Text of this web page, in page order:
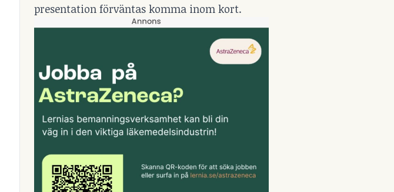
presentation förväntas komma inom kort.